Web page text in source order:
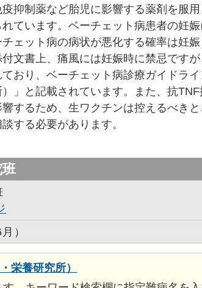
抑制薬など胎児に影響する薬剤を服
ています。ベーチェット病患者の妊
ェット病の病状が悪化する確率は妊
文書上、痛風には妊娠時に禁忌です
おり、ベーチェット病診療ガイドラ
」と記載されています。また、抗
するため、生ワクチンは控えるべき
する必要があります。
）
栄養研究所）